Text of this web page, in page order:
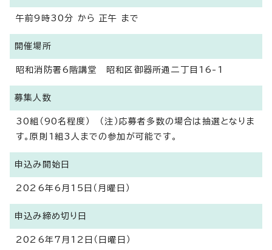
午前9時30分 から 正午 まで
開催場所
昭和消防署6階講堂 昭和区御器所通二丁目16-1
募集人数
30組（90名程度） （注）応募者多数の場合は抽選となりま
す。原則1組3人までの参加が可能です。
申込み開始日
2026年6月15日（月曜日）
申込み締め切り日
2026年7月12日（日曜日）